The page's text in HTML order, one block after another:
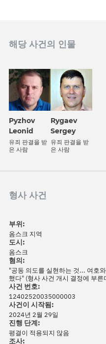
해당 사건의 인물
Pyzhov
Leonid
유죄 판결을 받
은 사람
Rygaev
Sergey
유죄 판결을 받
은 사람
형사 사건
부위:
옴스크 지역
도시:
옴스크
혐의:
"공동 의도를 실현하는 것... 여호
했다" (형사 사건 개시 결정에 부른
사건 번호:
12402520035000003
사건이 시작됨:
2024년 2월 29일
진행 단계:
평결이 적용되지 않음
조사: